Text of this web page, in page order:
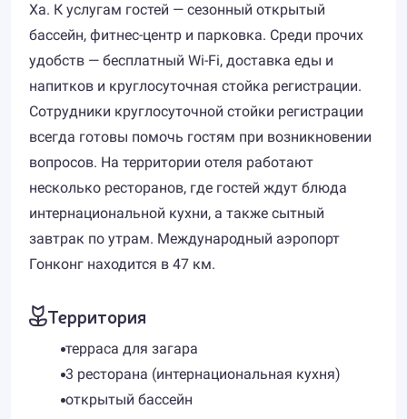
Ха. К услугам гостей — сезонный открытый
бассейн, фитнес-центр и парковка. Среди прочих
удобств — бесплатный Wi-Fi, доставка еды и
напитков и круглосуточная стойка регистрации.
Сотрудники круглосуточной стойки регистрации
всегда готовы помочь гостям при возникновении
вопросов. На территории отеля работают
несколько ресторанов, где гостей ждут блюда
интернациональной кухни, а также сытный
завтрак по утрам. Международный аэропорт
Гонконг находится в 47 км.
Территория
терраса для загара
3 ресторана (интернациональная кухня)
открытый бассейн